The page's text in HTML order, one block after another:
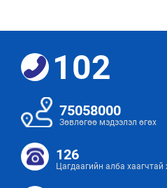
102
75058000
Зөвлөгөө мэдээлэл өгөх
126
Цагдаагийн алба